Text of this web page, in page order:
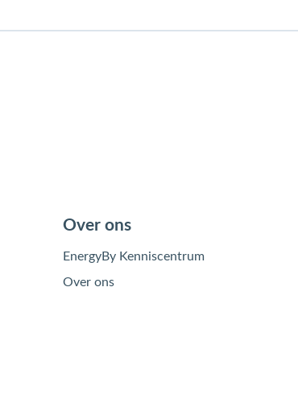
Over ons
EnergyBy Kenniscentrum
Over ons